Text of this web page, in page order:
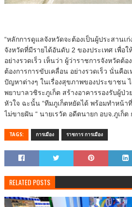
“หลักการดูแลจังหวัดจะต้องเป็นผู้ประสานเ
จังหวัดที่มีรายได้อันดับ 2 ของประเทศ เพื่
อย่างรวดเร็ว เห็นว่า ผู้ว่าราชการจังหวัดต้อ
ต้องการการขับเคลื่อน อย่างรวดเร็ว นั่นคือ
ปัญหาต่างๆ ในเรื่องสุขภาพของประขาชน
พยาบาลวชิระภูเก็ต สร้างอาคารรองรับผู้ป่ว
หัวใจ ฉะนั้น “ทีมภูเก็ตหยัดได้ พร้อมทำหน้า
ไม่ขายฝัน “ นายเรวัต อดีตนายก อบจ.ภูเก็ต
TAGS: การเมือง ราชการ การเมือง
RELATED POSTS